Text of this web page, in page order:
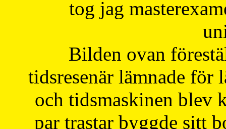
tog jag
Bilden ovan
tidsresenär lämnade för
och tidsmaskinen blev
par trastar byggde sitt